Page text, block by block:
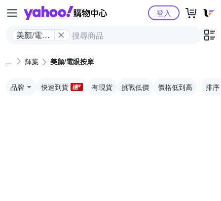
Yahoo購物中心
美顏/電眼
登入
輝葉 美顏/電眼按摩
品牌 快速到貨 有現貨 挑戰低價 價格低到高 排序